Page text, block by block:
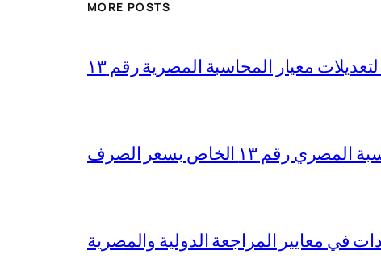
MORE POSTS
معيار المحاسبة المصرية رقم ١٣
١٣ الخاص بسعر الصرف